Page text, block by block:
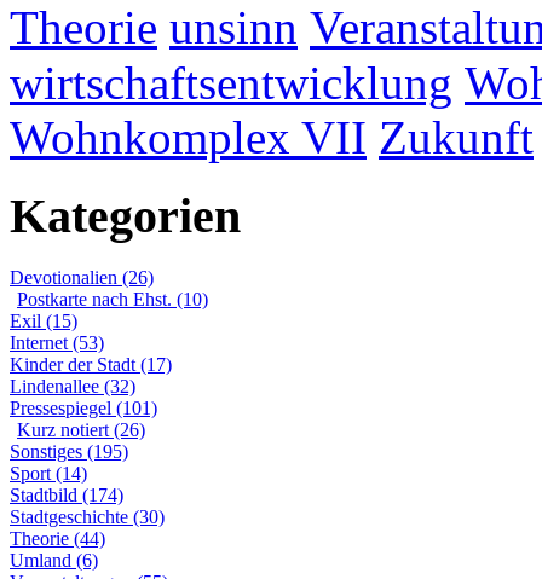
Theorie unsinn
wirtschaftsentwicklung
Wohnkomplex VII Zukunft
Kategorien
Devotionalien (26)
Postkarte nach Ehst. (10)
Exil (15)
Internet (53)
Kinder der Stadt (17)
Lindenallee (32)
Pressespiegel (101)
Kurz notiert (26)
Sonstiges (195)
Sport (14)
Stadtbild (174)
Stadtgeschichte (30)
Theorie (44)
Umland (6)